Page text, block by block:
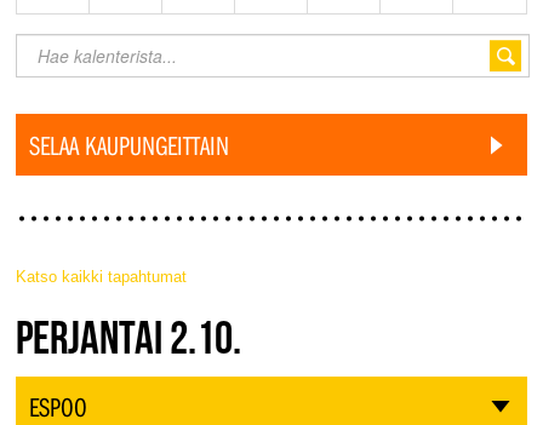
SELAA KAUPUNGEITTAIN
Katso kaikki tapahtumat
JAZZ FINLAND LIVE
PERJANTAI 2.10.
ESPOO